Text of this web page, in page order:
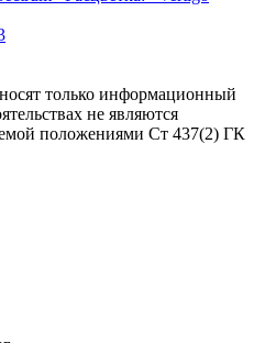
только информационный
не являются
положениями Ст 437(2) ГК